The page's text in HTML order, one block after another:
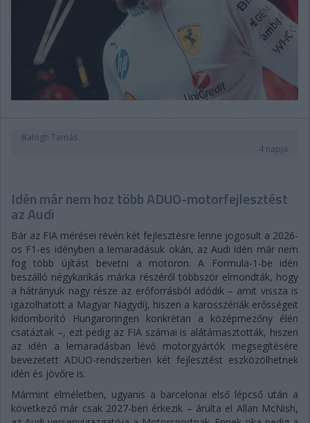
Balogh Tamás
4 napja
Idén már nem hoz több ADUO-motorfejlesztést
az Audi
Bár az FIA mérései révén két fejlesztésre lenne jogosult a 2026-
os F1-es idényben a lemaradásuk okán, az Audi idén már nem
fog több újítást bevetni a motoron. A Formula-1-be idén
beszálló négykarikás márka részéről többször elmondták, hogy
a hátrányuk nagy része az erőforrásból adódik – amit vissza is
igazolhatott a Magyar Nagydíj, hiszen a karosszériák erősségeit
kidomborító Hungaroringen konkrétan a középmezőny élén
csatáztak –, ezt pedig az FIA számai is alátámasztották, hiszen
az idén a lemaradásban lévő motorgyártók megsegítésére
bevezetett ADUO-rendszerben két fejlesztést eszközölhetnek
idén és jövőre is.
Mármint elméletben, ugyanis a barcelonai első lépcső után a
következő már csak 2027-ben érkezik – árulta el Allan McNish,